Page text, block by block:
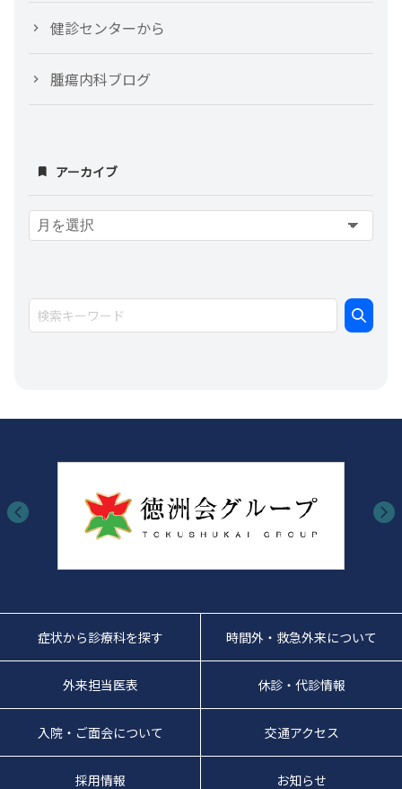
健診センターから
腫瘍内科ブログ
アーカイブ
ー
カ
症状から診療科を探す 時間外・救急外来について
外来担当医表 休診・代診情報
入院・ご面会について 交通アクセス
採用情報 お知らせ